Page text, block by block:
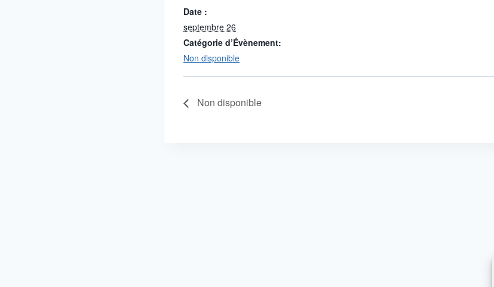
Date :
septembre 26
Catégorie d’Évènement:
Non disponible
Non disponible